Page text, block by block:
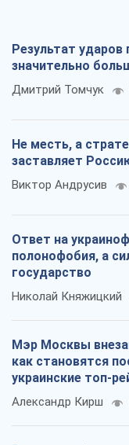
Результат
значительно
Дмитрий Томчук
Не месть, а
заставляет
Виктор Андрусив
Ответ на
полонофобия, а
государство
Николай Княжицкий
Мэр Москвы
как становятся
украинские топ-
Александр Кирш